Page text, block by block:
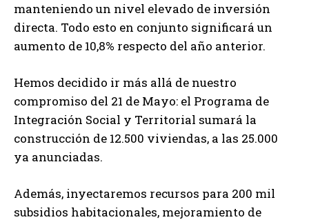
manteniendo un nivel elevado de inversión
directa. Todo esto en conjunto significará un
aumento de 10,8% respecto del año anterior.
Hemos decidido ir más allá de nuestro
compromiso del 21 de Mayo: el Programa de
Integración Social y Territorial sumará la
construcción de 12.500 viviendas, a las 25.000
ya anunciadas.
Además, inyectaremos recursos para 200 mil
subsidios habitacionales, mejoramiento de